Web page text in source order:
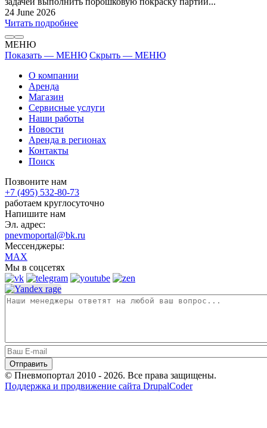
24 June 2026
Читать подробнее
МЕНЮ
Показать — МЕНЮ Скрыть — МЕНЮ
О компании
Аренда
Магазин
Сервисные услуги
Наши работы
Новости
Аренда в регионах
Контакты
Поиск
Позвоните нам
+7 (495) 532-80-73
работаем круглосуточно
Напишите нам
Эл. адрес:
pnevmoportal@bk.ru
Мессенджеры:
MAX
Мы в соцсетях
© Пневмопортал 2010 - 2026. Все права защищены.
Поддержка и продвижение сайта DrupalCoder